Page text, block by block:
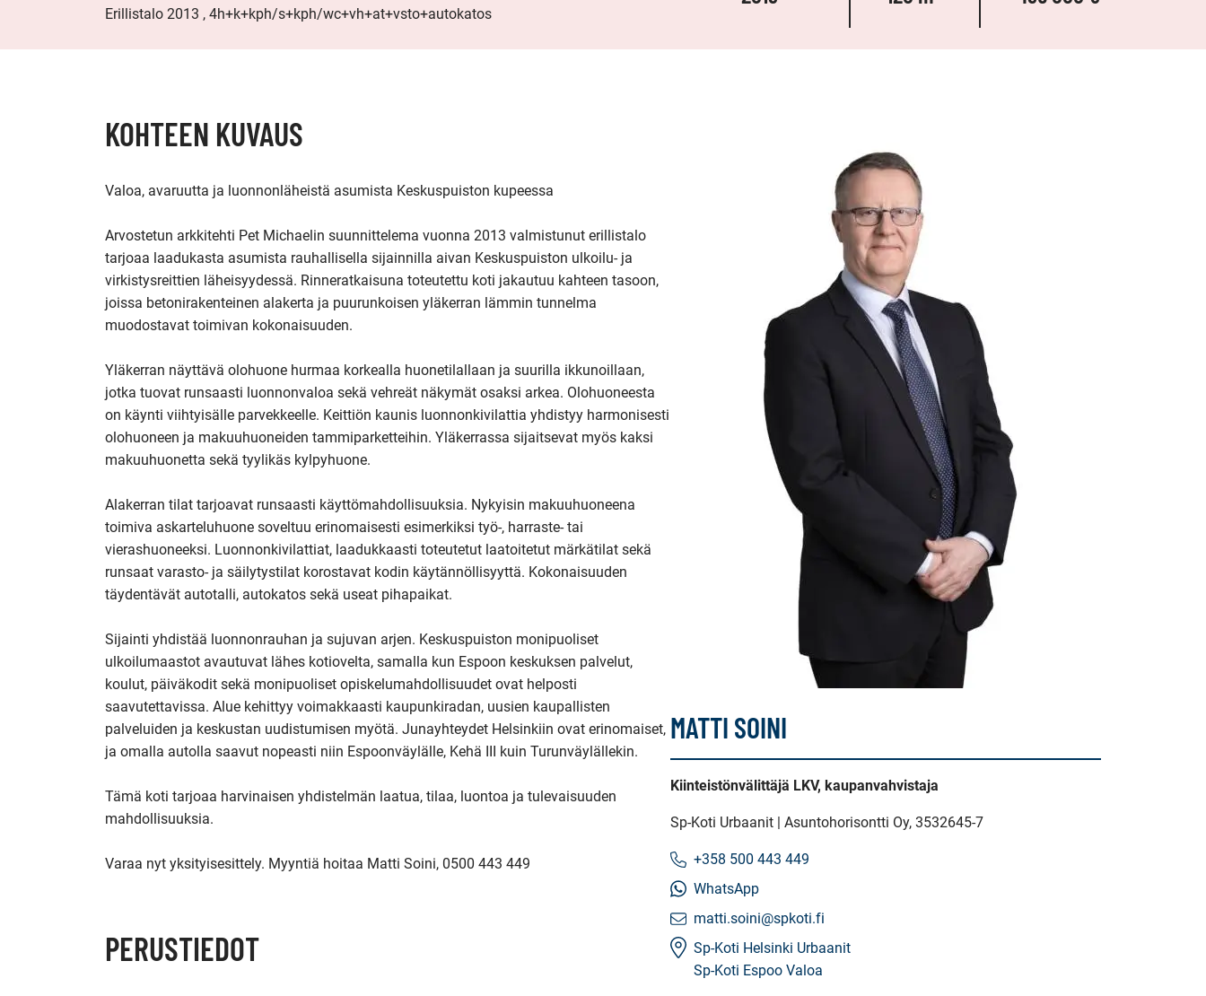
Erillistalo 2013 , 4h+k+kph/s+kph/wc+vh+at+vsto+autokatos
KOHTEEN KUVAUS
Valoa, avaruutta ja luonnonläheistä asumista Keskuspuiston kupeessa
Arvostetun arkkitehti Pet Michaelin suunnittelema vuonna 2013 valmistunut erillistalo
tarjoaa laadukasta asumista rauhallisella sijainnilla aivan Keskuspuiston ulkoilu- ja
virkistysreittien läheisyydessä. Rinneratkaisuna toteutettu koti jakautuu kahteen tasoon,
joissa betonirakenteinen alakerta ja puurunkoisen yläkerran lämmin tunnelma
muodostavat toimivan kokonaisuuden.
Yläkerran näyttävä olohuone hurmaa korkealla huonetilallaan ja suurilla ikkunoillaan,
jotka tuovat runsaasti luonnonvaloa sekä vehreät näkymät osaksi arkea. Olohuoneesta
on käynti viihtyisälle parvekkeelle. Keittiön kaunis luonnonkivilattia yhdistyy harmonisesti
olohuoneen ja makuuhuoneiden tammiparketteihin. Yläkerrassa sijaitsevat myös kaksi
makuuhuonetta sekä tyylikäs kylpyhuone.
Alakerran tilat tarjoavat runsaasti käyttömahdollisuuksia. Nykyisin makuuhuoneena
toimiva askarteluhuone soveltuu erinomaisesti esimerkiksi työ-, harraste- tai
vierashuoneeksi. Luonnonkivilattiat, laadukkaasti toteutetut laatoitetut märkätilat sekä
runsaat varasto- ja säilytystilat korostavat kodin käytännöllisyyttä. Kokonaisuuden
täydentävät autotalli, autokatos sekä useat pihapaikat.
Sijainti yhdistää luonnonrauhan ja sujuvan arjen. Keskuspuiston monipuoliset
ulkoilumaastot avautuvat lähes kotiovelta, samalla kun Espoon keskuksen palvelut,
koulut, päiväkodit sekä monipuoliset opiskelumahdollisuudet ovat helposti
saavutettavissa. Alue kehittyy voimakkaasti kaupunkiradan, uusien kaupallisten
palveluiden ja keskustan uudistumisen myötä. Junayhteydet Helsinkiin ovat erinomaiset,
ja omalla autolla saavut nopeasti niin Espoonväylälle, Kehä III kuin Turunväylällekin.
Tämä koti tarjoaa harvinaisen yhdistelmän laatua, tilaa, luontoa ja tulevaisuuden
mahdollisuuksia.
Varaa nyt yksityisesittely. Myyntiä hoitaa Matti Soini, 0500 443 449
PERUSTIEDOT
MATTI SOINI
Kiinteistönvälittäjä LKV, kaupanvahvistaja
Sp-Koti Urbaanit | Asuntohorisontti Oy, 3532645-7
+358 500 443 449
WhatsApp
matti.soini@spkoti.fi
Sp-Koti Helsinki Urbaanit
Sp-Koti Espoo Valoa